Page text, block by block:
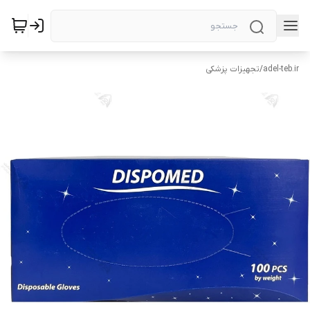
adel-teb.ir
/تجهیزات پزشکی